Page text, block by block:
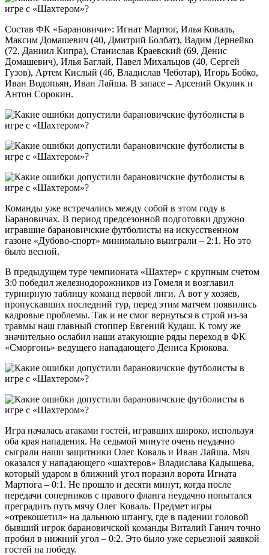
Состав ФК «Барановичи»: Игнат Мартюг, Илья Коваль,
Максим Домашевич (40, Дмитрий Болбат), Вадим Дернейко
(72, Даниил Кипра), Станислав Краевский (69, Денис
Домашевич), Илья Баглай, Павел Михальцов (40, Сергей
Гузов), Артем Кислый (46, Владислав Чеботар), Игорь Бобко,
Иван Водопьян, Иван Лайша. В запасе – Арсений Окулик и
Антон Сорокин.
Команды уже встречались между собой в этом году в
Барановичах. В период предсезонной подготовки дружно
игравшие барановичские футболисты на искусственном
газоне «Дубово-спорт» минимально выиграли – 2:1. Но это
было весной.
В предыдущем туре чемпионата «Шахтер» с крупным счетом
3:0 победил железнодорожников из Гомеля и возглавил
турнирную таблицу команд первой лиги. А вот у хозяев,
пропускавших последний тур, перед этим матчем появились
кадровые проблемы. Так и не смог вернуться в строй из-за
травмы наш главный стоппер Евгений Кудаш. К тому же
значительно ослабил наши атакующие ряды переход в ФК
«Сморгонь» ведущего нападающего Дениса Крюкова.
Игра началась атаками гостей, игравших широко, используя
оба края нападения. На седьмой минуте очень неудачно
сыграли наши защитники Олег Коваль и Иван Лайша. Мяч
оказался у нападающего «шахтеров» Владислава Кадышева,
который ударом в ближний угол поразил ворота Игната
Мартюга – 0:1. Не прошло и десяти минут, когда после
передачи соперников с правого фланга неудачно попытался
преградить путь мячу Олег Коваль. Предмет игры
«отрекошетил» на дальнюю штангу, где в падении головой
бывший игрок барановичской команды Виталий Ганич точно
пробил в нижний угол – 0:2. Это было уже серьезной заявкой
гостей на победу.